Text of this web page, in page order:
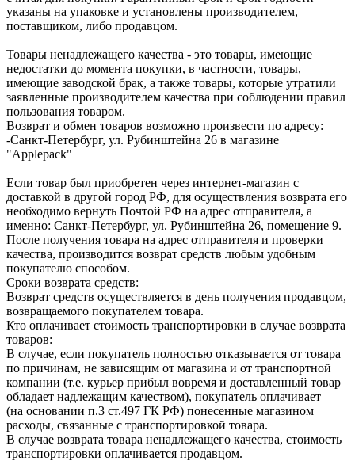
указаны на упаковке и установлены производителем,
поставщиком, либо продавцом.
Товары ненадлежащего качества - это товары, имеющие
недостатки до момента покупки, в частности, товары,
имеющие заводской брак, а также товары, которые утратили
заявленные производителем качества при соблюдении правил
пользования товаром.
Возврат и обмен товаров возможно произвести по адресу:
-Санкт-Петербург, ул. Рубинштейна 26 в магазине
"Applepack"
Если товар был приобретен через интернет-магазин с
доставкой в другой город РФ, для осуществления возврата его
необходимо вернуть Почтой РФ на адрес отправителя, а
именно: Санкт-Петербург, ул. Рубинштейна 26, помещение 9.
После получения товара на адрес отправителя и проверки
качества, производится возврат средств любым удобным
покупателю способом.
Сроки возврата средств:
Возврат средств осуществляется в день получения продавцом,
возвращаемого покупателем товара.
Кто оплачивает стоимость транспортировки в случае возврата
товаров:
В случае, если покупатель полностью отказывается от товара
по причинам, не зависящим от магазина и от транспортной
компании (т.е. курьер прибыл вовремя и доставленный товар
обладает надлежащим качеством), покупатель оплачивает
(на основании п.3 ст.497 ГК РФ) понесенные магазином
расходы, связанные с транспортировкой товара.
В случае возврата товара ненадлежащего качества, стоимость
транспортировки оплачивается продавцом.